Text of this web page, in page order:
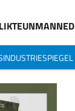
UNMANNED
INDUSTRIESPIEGEL